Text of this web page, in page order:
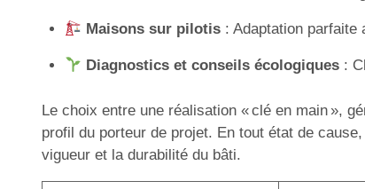
Maisons sur pilotis: Adaptation parfaite
Diagnostics et conseils écologiques:
Le choix entre une réalisation « clé en main »,
profil du porteur de projet. En tout état de
vigueur et la durabilité du bâti.